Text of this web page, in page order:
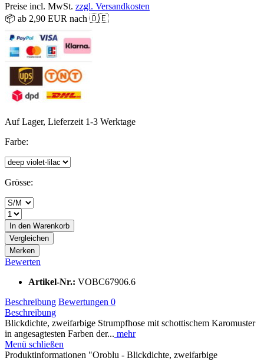
Preise incl. MwSt. zzgl. Versandkosten
📦 ab 2,90 EUR nach 🇩🇪
Auf Lager, Lieferzeit 1-3 Werktage
Farbe:
Grösse:
In den Warenkorb
Vergleichen
Merken
Bewerten
Artikel-Nr.: VOBC67906.6
Beschreibung Bewertungen 0
Beschreibung
Blickdichte, zweifarbige Strumpfhose mit schottischem Karomuster
in angesagtesten Farben der... mehr
Menü schließen
Produktinformationen "Oroblu - Blickdichte, zweifarbige